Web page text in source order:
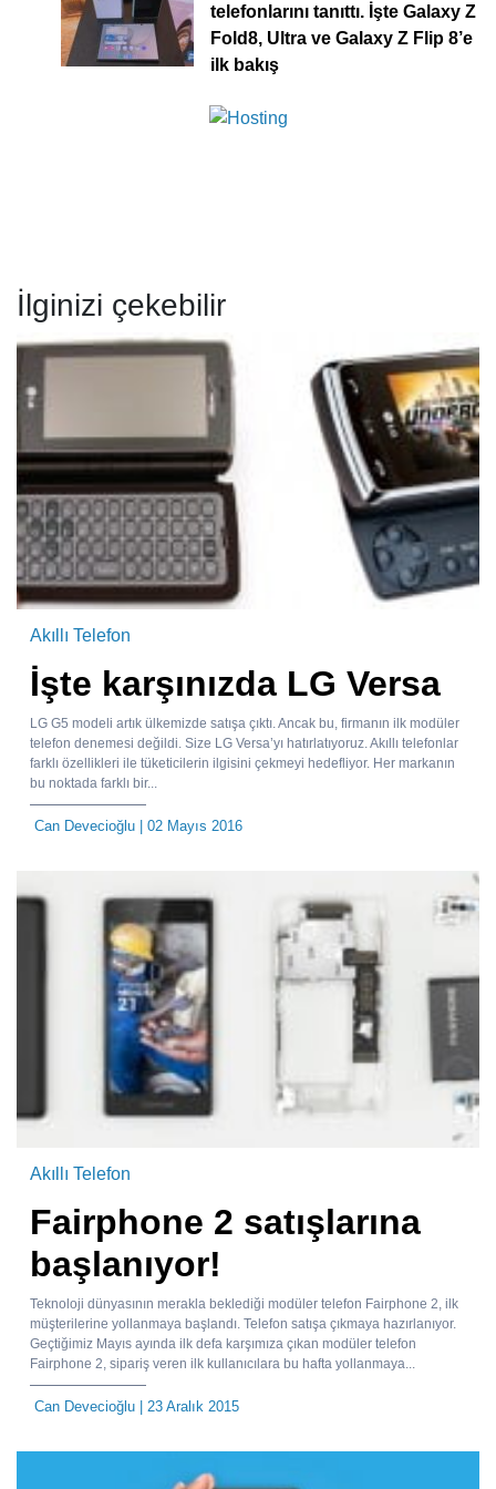
telefonlarını tanıttı. İşte Galaxy Z
Fold8, Ultra ve Galaxy Z Flip 8’e
ilk bakış
İlginizi çekebilir
Akıllı Telefon
İşte karşınızda LG Versa
LG G5 modeli artık ülkemizde satışa çıktı. Ancak bu, firmanın ilk modüler
telefon denemesi değildi. Size LG Versa’yı hatırlatıyoruz. Akıllı telefonlar
farklı özellikleri ile tüketicilerin ilgisini çekmeyi hedefliyor. Her markanın
bu noktada farklı bir...
Can Devecioğlu | 02 Mayıs 2016
Akıllı Telefon
Fairphone 2 satışlarına
başlanıyor!
Teknoloji dünyasının merakla beklediği modüler telefon Fairphone 2, ilk
müşterilerine yollanmaya başlandı. Telefon satışa çıkmaya hazırlanıyor.
Geçtiğimiz Mayıs ayında ilk defa karşımıza çıkan modüler telefon
Fairphone 2, sipariş veren ilk kullanıcılara bu hafta yollanmaya...
Can Devecioğlu | 23 Aralık 2015